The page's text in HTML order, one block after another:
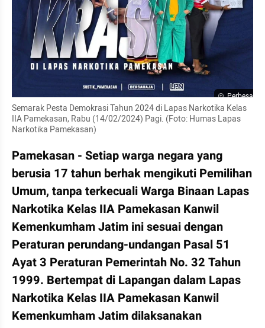
Perbesar
Semarak Pesta Demokrasi Tahun 2024 di Lapas Narkotika Kelas
IIA Pamekasan, Rabu (14/02/2024) Pagi. (Foto: Humas Lapas
Narkotika Pamekasan)
Pamekasan - Setiap warga negara yang
berusia 17 tahun berhak mengikuti Pemilihan
Umum, tanpa terkecuali Warga Binaan Lapas
Narkotika Kelas IIA Pamekasan Kanwil
Kemenkumham Jatim ini sesuai dengan
Peraturan perundang-undangan Pasal 51
Ayat 3 Peraturan Pemerintah No. 32 Tahun
1999. Bertempat di Lapangan dalam Lapas
Narkotika Kelas IIA Pamekasan Kanwil
Kemenkumham Jatim dilaksanakan